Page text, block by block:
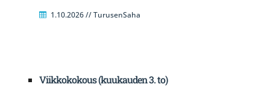
1.10.2026 // TurusenSaha
Viikkokokous (kuukauden 3. to)